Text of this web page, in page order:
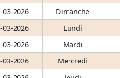
03-2026
Dimanche
03-2026
Lundi
03-2026
Mardi
03-2026
Mercredi